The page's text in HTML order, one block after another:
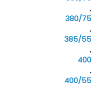
,
380/75
,
385/55
,
400
,
400/55